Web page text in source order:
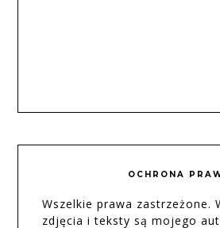
OCHRONA
Wszelkie prawa zastrzeżone.
zdjęcia i teksty są mojego